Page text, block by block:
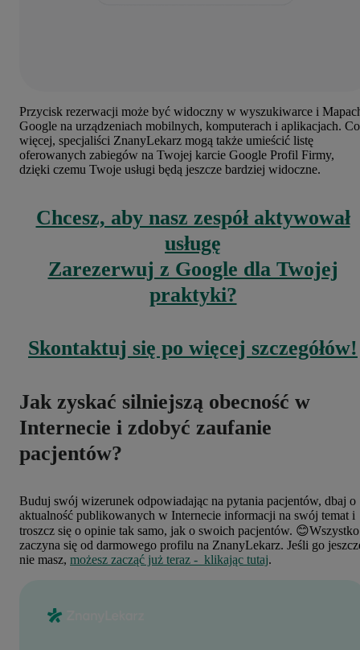
Przycisk rezerwacji może być widoczny w wyszukiwarce i
Google na urządzeniach mobilnych, komputerach i aplikacjach. Co
więcej, specjaliści ZnanyLekarz mogą także umieścić listę
oferowanych zabiegów na Twojej karcie Google Profil Firmy,
dzięki czemu Twoje usługi będą jeszcze bardziej widoczne.
Chcesz, aby nasz zespół aktywował
usługę
Zarezerwuj z Google dla Twojej
praktyki?
Skontaktuj się po więcej szczegółów!
Jak zyskać silniejszą obecność w
Internecie i zdobyć zaufanie
pacjentów?
Buduj swój wizerunek odpowiadając na pytania pacjentów, dbaj o
aktualność publikowanych w Internecie informacji na swój temat i
troszcz się o opinie tak samo, jak o swoich pacjentów. 😊Wszystko
zaczyna się od darmowego profilu na ZnanyLekarz. Jeśli go
nie masz, możesz zacząć już teraz - klikając tutaj.